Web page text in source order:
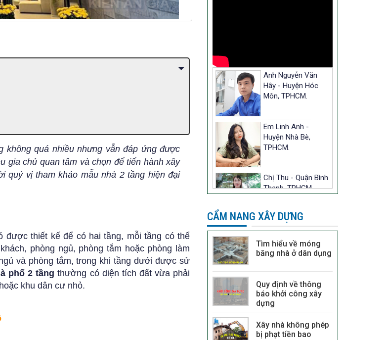
quá nhiều nhưng vẫn đáp ứng được
gia chủ quan tâm và chọn để tiến hành xây
quý vị tham khảo mẫu nhà 2 tầng hiện đại
được thiết kế để có hai tầng, mỗi tầng có thể
phòng ngủ, phòng tắm hoặc phòng làm
và phòng tắm, trong khi tầng dưới được sử
phố 2 tầng thường có diện tích đất vừa phải
khu dân cư nhỏ.
Anh Nguyễn Văn
Hây - Huyện Hóc
Môn, TPHCM.
Em Linh Anh -
Huyện Nhà Bè,
TPHCM.
Chị Thu - Quận Bình
Thạnh, TPHCM.
Anh Minh Khang -
Quận Gò Vấp,
TPHCM.
CẨM NANG XÂY DỰNG
Tìm hiểu về móng
băng nhà ở dân dụng
Quy định về thông
báo khởi công xây
dựng
Xây nhà không phép
bị phạt tiền bao